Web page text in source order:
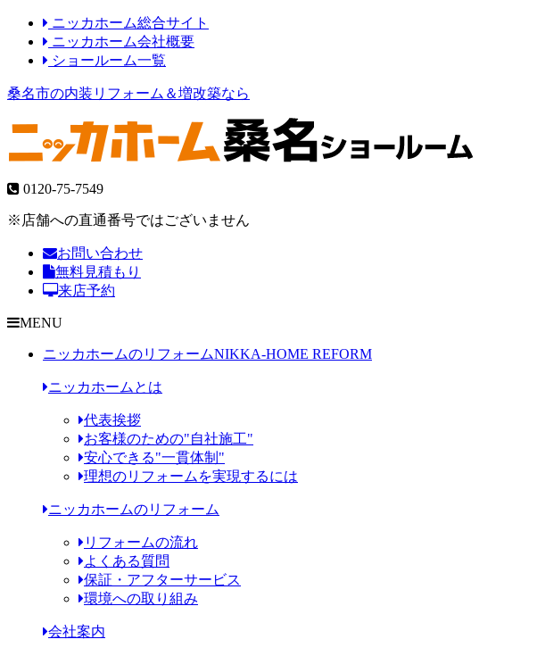
ニッカホーム総合サイト
ニッカホーム会社概要
ショールーム一覧
桑名市の内装リフォーム＆増改築なら
0120-75-7549
※店舗への直通番号ではございません
お問い合わせ
無料見積もり
来店予約
MENU
ニッカホームのリフォームNIKKA-HOME REFORM
ニッカホームとは
代表挨拶
お客様のための"自社施工"
安心できる"一貫体制"
理想のリフォームを実現するには
ニッカホームのリフォーム
リフォームの流れ
よくある質問
保証・アフターサービス
環境への取り組み
会社案内